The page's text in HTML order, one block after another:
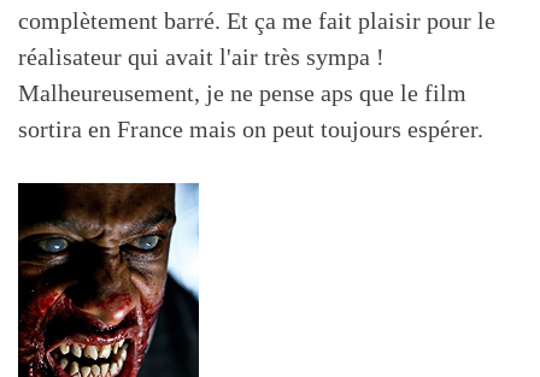
complètement barré. Et ça me fait plaisir pour le
réalisateur qui avait l'air très sympa !
Malheureusement, je ne pense aps que le film
sortira en France mais on peut toujours espérer.